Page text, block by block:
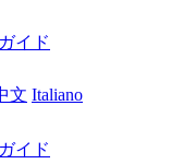
ガイド
文 Italiano
ガイド